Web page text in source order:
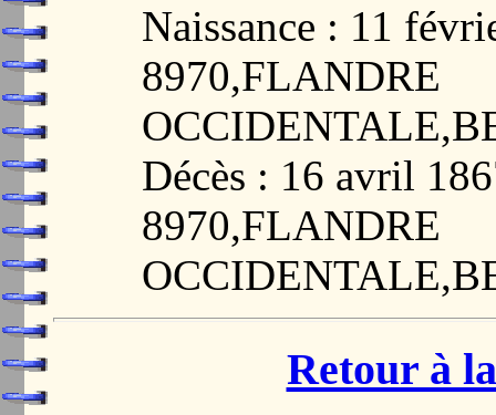
Naissance : 11
8970,FLANDRE
Décès : 16 avril
8970,FLANDRE
Retour à